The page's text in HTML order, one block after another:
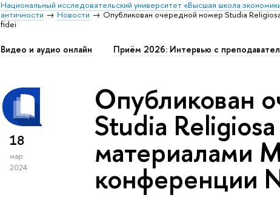
Национальный исследовательский университет «Высшая школа
античности
Новости
Опубликован очередной номер Studia
fidei
Видео и аудио онлайн Приём 2026: Интервью с
18
мар
2024
Опубликован
Studia
материалами
конференции